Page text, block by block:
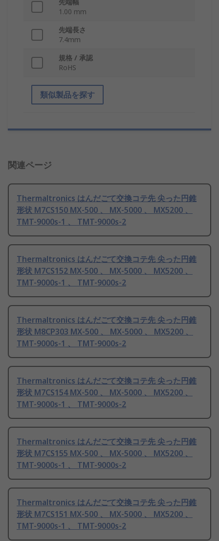
先端幅
1.00 mm
先端長さ
7.4mm
規格 / 承認
RoHS
類似製品を探す
関連ページ
Thermaltronics はんだごて交換コテ先 尖った円錐
形状 M7CS150 MX-500 、 MX-5000 、 MX5200 、
TMT-9000s-1 、 TMT-9000s-2
Thermaltronics はんだごて交換コテ先 尖った円錐
形状 M7CS152 MX-500 、 MX-5000 、 MX5200 、
TMT-9000s-1 、 TMT-9000s-2
Thermaltronics はんだごて交換コテ先 尖った円錐
形状 M8CP303 MX-500 、 MX-5000 、 MX5200 、
TMT-9000s-1 、 TMT-9000s-2
Thermaltronics はんだごて交換コテ先 尖った円錐
形状 M7CS154 MX-500 、 MX-5000 、 MX5200 、
TMT-9000s-1 、 TMT-9000s-2
Thermaltronics はんだごて交換コテ先 尖った円錐
形状 M7CS155 MX-500 、 MX-5000 、 MX5200 、
TMT-9000s-1 、 TMT-9000s-2
Thermaltronics はんだごて交換コテ先 尖った円錐
形状 M7CS151 MX-500 、 MX-5000 、 MX5200 、
TMT-9000s-1 、 TMT-9000s-2